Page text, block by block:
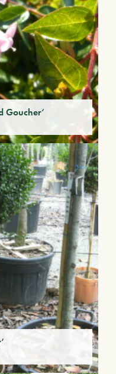
Goucher‘